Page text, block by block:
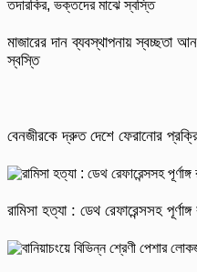
মাজারের দান ব্যবস্থাপনায় স্বচ্ছতা
স্বস্তি
বেনজীরকে দ্রুত দেশে ফেরানোর
রামিসা হত্যা : ডেথ রেফারেন্সসহ